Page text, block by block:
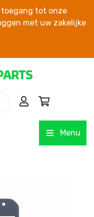
tot onze
met uw zakelijke
Menu